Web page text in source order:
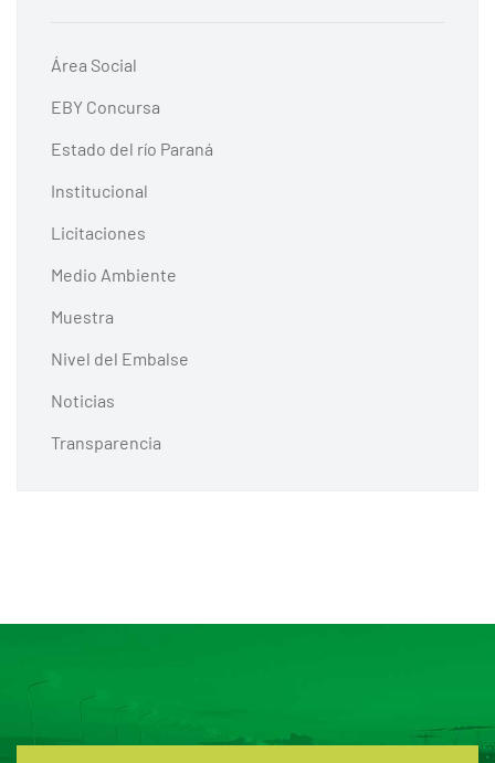
Área Social
EBY Concursa
Estado del río Paraná
Institucional
Licitaciones
Medio Ambiente
Muestra
Nivel del Embalse
Noticias
Transparencia